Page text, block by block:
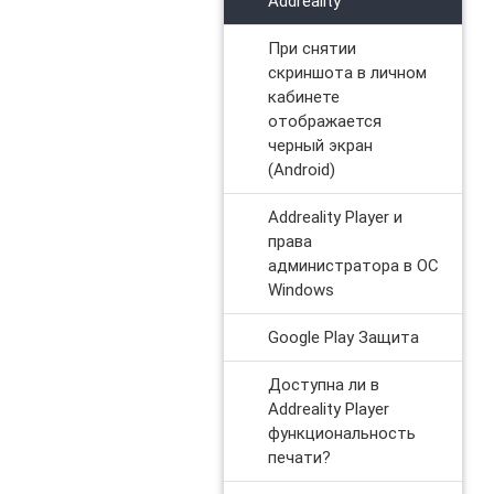
При снятии
скриншота в личном
кабинете
отображается
черный экран
(Android)
Addreality Player и
права
администратора в ОС
Windows
Google Play Защита
Доступна ли в
Addreality Player
функциональность
печати?